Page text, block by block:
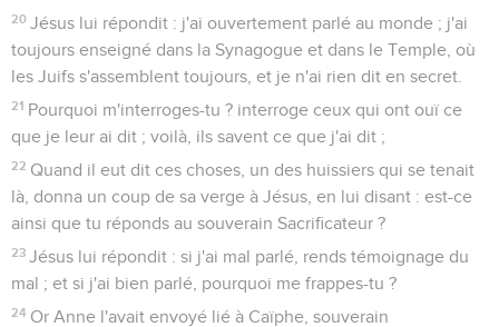
20 Jésus lui répondit : j'ai ouvertement parlé au monde ; j'ai
toujours enseigné dans la Synagogue et dans le Temple, où
les Juifs s'assemblent toujours, et je n'ai rien dit en secret.
21 Pourquoi m'interroges-tu ? interroge ceux qui ont ouï ce
que je leur ai dit ; voilà, ils savent ce que j'ai dit ;
22 Quand il eut dit ces choses, un des huissiers qui se tenait
là, donna un coup de sa verge à Jésus, en lui disant : est-ce
ainsi que tu réponds au souverain Sacrificateur ?
23 Jésus lui répondit : si j'ai mal parlé, rends témoignage du
mal ; et si j'ai bien parlé, pourquoi me frappes-tu ?
24 Or Anne l'avait envoyé lié à Caïphe, souverain